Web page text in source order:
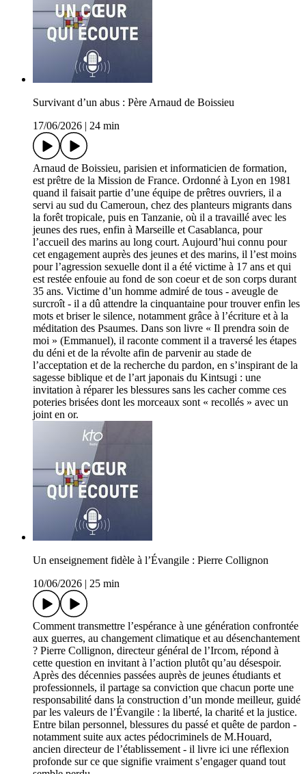
Survivant d’un abus : Père Arnaud de Boissieu
17/06/2026
24 min
Arnaud de Boissieu, parisien et informaticien de formation,
est prêtre de la Mission de France. Ordonné à Lyon en 1981
quand il faisait partie d’une équipe de prêtres ouvriers, il a
servi au sud du Cameroun, chez des planteurs migrants dans
la forêt tropicale, puis en Tanzanie, où il a travaillé avec les
jeunes des rues, enfin à Marseille et Casablanca, pour
l’accueil des marins au long court. Aujourd’hui connu pour
cet engagement auprès des jeunes et des marins, il l’est moins
pour l’agression sexuelle dont il a été victime à 17 ans et qui
est restée enfouie au fond de son coeur et de son corps durant
35 ans. Victime d’un homme admiré de tous - aveugle de
surcroît - il a dû attendre la cinquantaine pour trouver enfin les
mots et briser le silence, notamment grâce à l’écriture et à la
méditation des Psaumes. Dans son livre « Il prendra soin de
moi » (Emmanuel), il raconte comment il a traversé les étapes
du déni et de la révolte afin de parvenir au stade de
l’acceptation et de la recherche du pardon, en s’inspirant de la
sagesse biblique et de l’art japonais du Kintsugi : une
invitation à réparer les blessures sans les cacher comme ces
poteries brisées dont les morceaux sont « recollés » avec un
joint en or.
Un enseignement fidèle à l’Évangile : Pierre Collignon
10/06/2026
25 min
Comment transmettre l’espérance à une génération confrontée
aux guerres, au changement climatique et au désenchantement
? Pierre Collignon, directeur général de l’Ircom, répond à
cette question en invitant à l’action plutôt qu’au désespoir.
Après des décennies passées auprès de jeunes étudiants et
professionnels, il partage sa conviction que chacun porte une
responsabilité dans la construction d’un monde meilleur, guidé
par les valeurs de l’Évangile : la liberté, la charité et la justice.
Entre bilan personnel, blessures du passé et quête de pardon -
notamment suite aux actes pédocriminels de M.Houard,
ancien directeur de l’établissement - il livre ici une réflexion
profonde sur ce que signifie vraiment s’engager quand tout